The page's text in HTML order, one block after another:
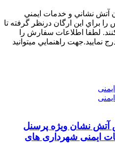
آتش نشاني و خدمات ايمني
براي اين ارگان درنظر گرفته تا
لطفا اطلاعات سفارش را
نماييد.جهت راهنمايي ميتوانيد
آتش نشان ویژه پرسنل
ایمنی شهرداری های